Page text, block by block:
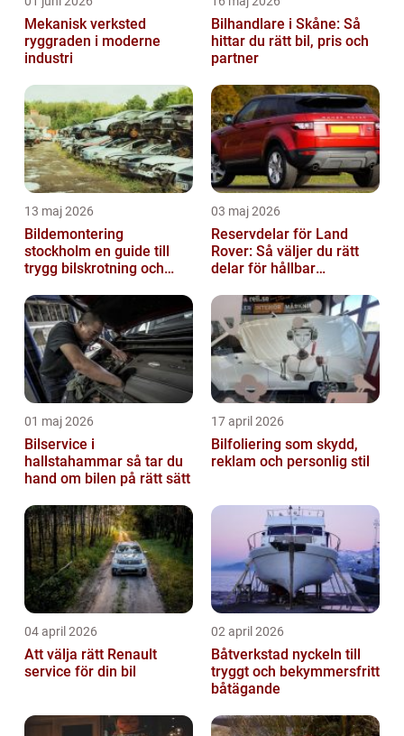
Mekanisk verksted
ryggraden i moderne
industri
Bilhandlare i Skåne: Så
hittar du rätt bil, pris och
partner
13 maj 2026
Bildemontering
stockholm en guide till
trygg bilskrotning och
03 maj 2026
Reservdelar för Land
Rover: Så väljer du rätt
delar för hållbar
01 maj 2026
Bilservice i
hallstahammar så tar du
hand om bilen på rätt sätt
17 april 2026
Bilfoliering som skydd,
reklam och personlig stil
04 april 2026
Att välja rätt Renault
service för din bil
02 april 2026
Båtverkstad nyckeln till
tryggt och bekymmersfritt
båtägande